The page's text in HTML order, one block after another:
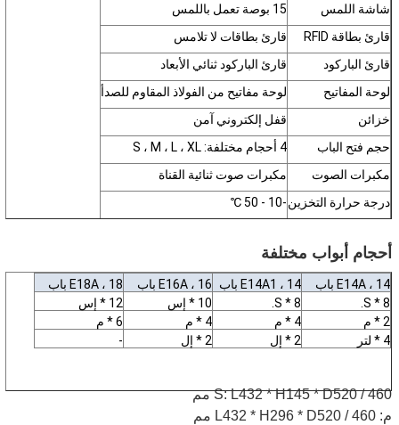
شاشة اللمس
15 بوصة تعمل باللمس
قارئ بطاقة RFID
قارئ بطاقات لا تلامس
قارئ الباركود
قارئ الباركود ثنائي الأبعاد
لوحة المفاتيح
لوحة مفاتيح من الفولاذ المقاوم للصدأ
خزائن
قفل إلكتروني آمن
حجم فتح الباب
4 أحجام مختلفة: S ، M ، L ، XL
مكبرات الصوت
مكبرات صوت ثنائية القناة
درجة حرارة التخزين-10 - 50 ℃
أحجام أبواب مختلفة
E14A ، 14 باب E14A1 ، 14 باب E16A ، 16 باب
E18A ، 18 باب
8 * S.
8 * S. 10 * إس
12 * إس
2 * م
4 * م 4 * م
6 * م
4 * لتر
2 * إل 2 * إل -
S: L432 * H145 * D520 / 460 مم
م: L432 * H296 * D520 / 460 مم